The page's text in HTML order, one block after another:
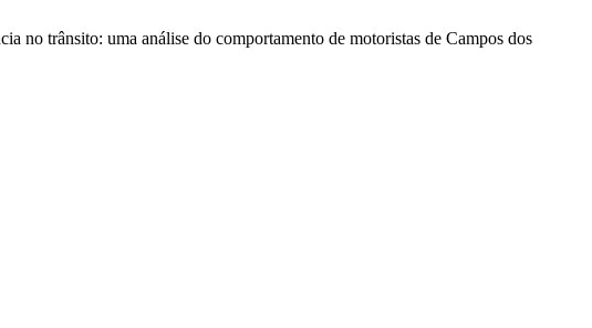
no trânsito: uma análise do comportamento de motoristas de Campos dos